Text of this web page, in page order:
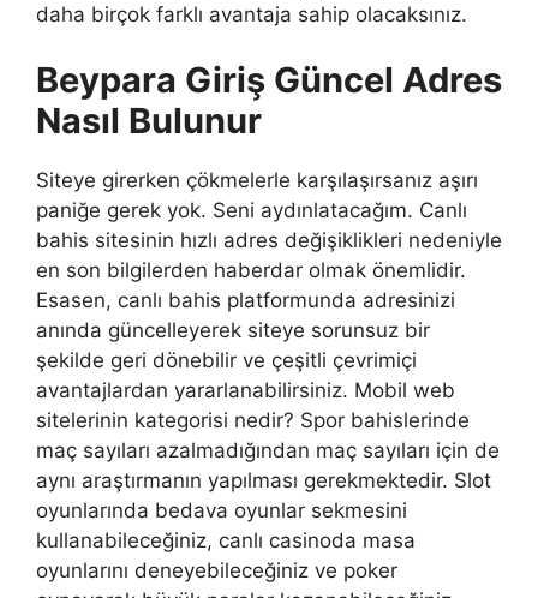
daha birçok farklı avantaja sahip olacaksınız.
Beypara Giriş Güncel Adres
Nasıl Bulunur
Siteye girerken çökmelerle karşılaşırsanız aşırı
paniğe gerek yok. Seni aydınlatacağım. Canlı
bahis sitesinin hızlı adres değişiklikleri nedeniyle
en son bilgilerden haberdar olmak önemlidir.
Esasen, canlı bahis platformunda adresinizi
anında güncelleyerek siteye sorunsuz bir
şekilde geri dönebilir ve çeşitli çevrimiçi
avantajlardan yararlanabilirsiniz. Mobil web
sitelerinin kategorisi nedir? Spor bahislerinde
maç sayıları azalmadığından maç sayıları için de
aynı araştırmanın yapılması gerekmektedir. Slot
oyunlarında bedava oyunlar sekmesini
kullanabileceğiniz, canlı casinoda masa
oyunlarını deneyebileceğiniz ve poker